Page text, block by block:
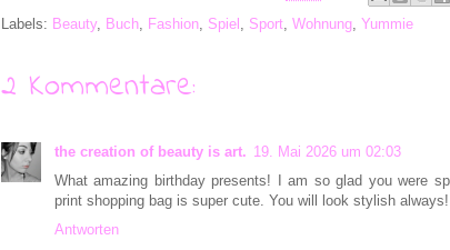
Labels: Beauty, Buch Fashion Spiel Sport Wohnung Yummie
2 Kommentare:
the creation of beauty is art. 19. Mai 2026 um 02:03
What amazing birthday presents! I am so glad you were
print shopping bag is super cute. You will look stylish always!
Antworten